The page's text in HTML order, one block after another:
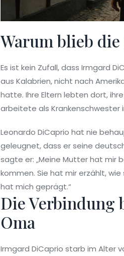
Warum blieb
Es ist kein Zufall, dass Irmgard
aus Kalabrien, nicht nach
hatte. Ihre Eltern lebten dort,
arbeitete als Krankenschwester
Leonardo DiCaprio hat nie
geleugnet, dass er seine
sagte er: „Meine Mutter hat mir
kommen. Sie hat mir erzählt,
hat mich geprägt.“
Die Verbindung
Oma
Irmgard DiCaprio starb im Alter